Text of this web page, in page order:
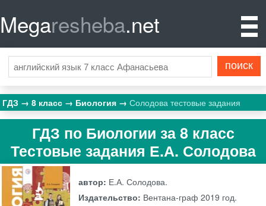
Megaresheba.net
ГДЗ 8 класс Биология Солодова тестовые задания
ГДЗ по Биологии за 8 класс
Тестовые задания Е.А. Солодова
автор: Е.А. Солодова.
Издательство: Вентана-граф 2019 год.